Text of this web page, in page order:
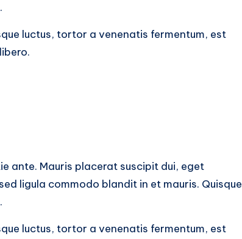
luctus, tortor a venenatis fermentum, est
ante. Mauris placerat suscipit dui, eget
ligula commodo blandit in et mauris. Quisque
luctus, tortor a venenatis fermentum, est